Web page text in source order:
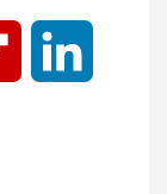
Flipboard